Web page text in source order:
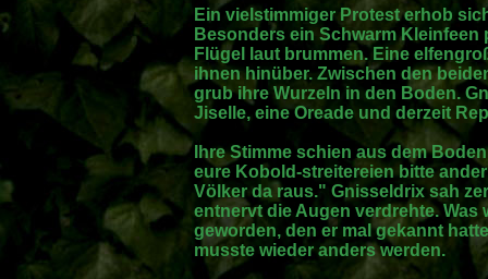
Ein vielstimmiger Protest erhob
Besonders ein Schwarm
Flügel laut brummen. Eine
ihnen hinüber. Zwischen den
grub ihre Wurzeln in den Boden.
Jiselle, eine Oreade und derzeit
Ihre Stimme schien aus dem
eure Kobold-streitereien bitte
Völker da raus." Gnisseldrix sah
entnervt die Augen verdrehte.
geworden, den er mal gekannt
musste wieder anders werden.